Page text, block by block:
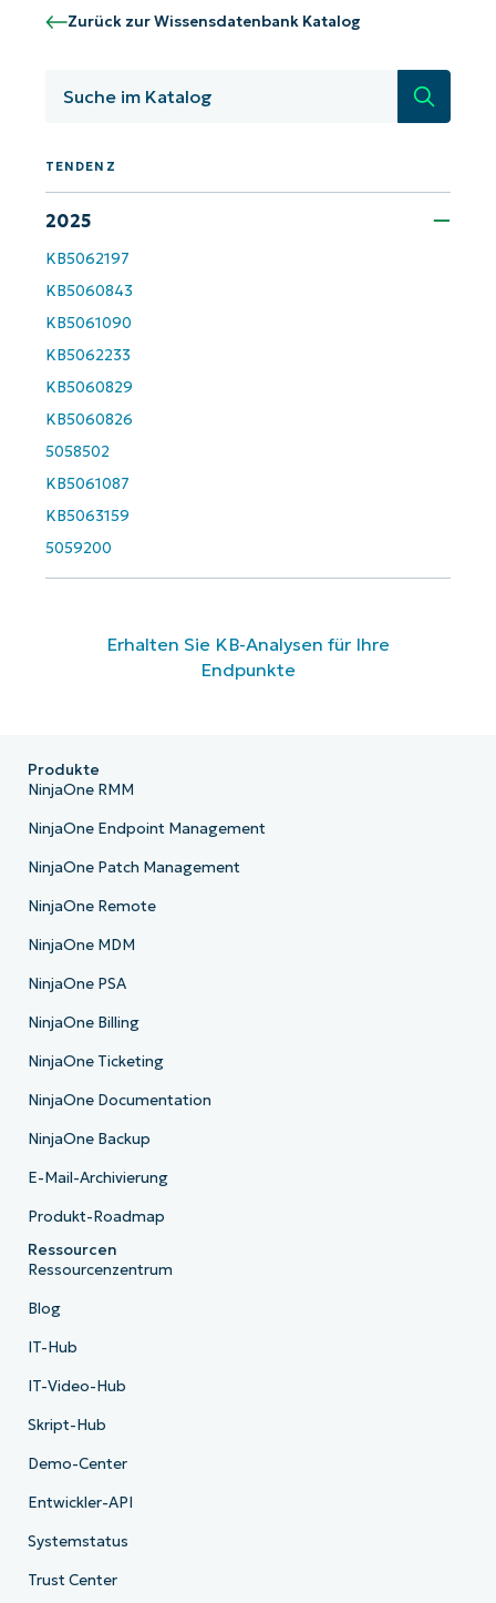
Zurück zur Wissensdatenbank Katalog
Suche
TENDENZ
2025
KB5062197
KB5060843
KB5061090
KB5062233
KB5060829
KB5060826
5058502
KB5061087
KB5063159
5059200
Erhalten Sie KB-Analysen für Ihre
Endpunkte
KB-Analysen!
Business
email*
number*
Land
Company
Produkte
NinjaOne RMM
NinjaOne Endpoint Management
NinjaOne Patch Management
NinjaOne Remote
NinjaOne MDM
NinjaOne PSA
NinjaOne Billing
NinjaOne Ticketing
NinjaOne Documentation
NinjaOne Backup
E-Mail-Archivierung
Produkt-Roadmap
Ressourcen
Ressourcenzentrum
Blog
IT-Hub
IT-Video-Hub
Skript-Hub
Demo-Center
Entwickler-API
Systemstatus
Trust Center